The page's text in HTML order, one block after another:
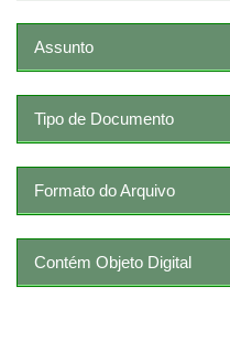
Assunto
Tipo de Documento
Formato do Arquivo
Contém Objeto Digital